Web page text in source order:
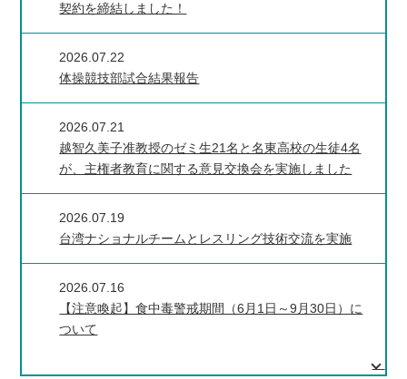
契約を締結しました！
2026.07.22
体操競技部試合結果報告
2026.07.21
越智久美子准教授のゼミ生21名と名東高校の生徒4名
が、主権者教育に関する意見交換会を実施しました
2026.07.19
台湾ナショナルチームとレスリング技術交流を実施
2026.07.16
【注意喚起】食中毒警戒期間（6月1日～9月30日）に
ついて